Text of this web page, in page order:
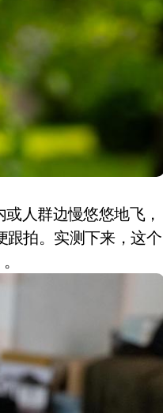
人群边慢悠悠地飞，
拍。实测下来，这个